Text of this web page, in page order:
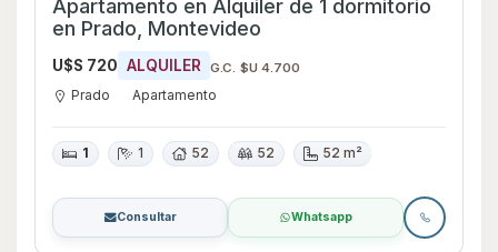
Apartamento en Alquiler de 1 dormitorio
en Prado, Montevideo
U$S 720 ALQUILER G.C. $U 4.700
Prado Apartamento
1 1 52 52 52 m²
Consultar Whatsapp